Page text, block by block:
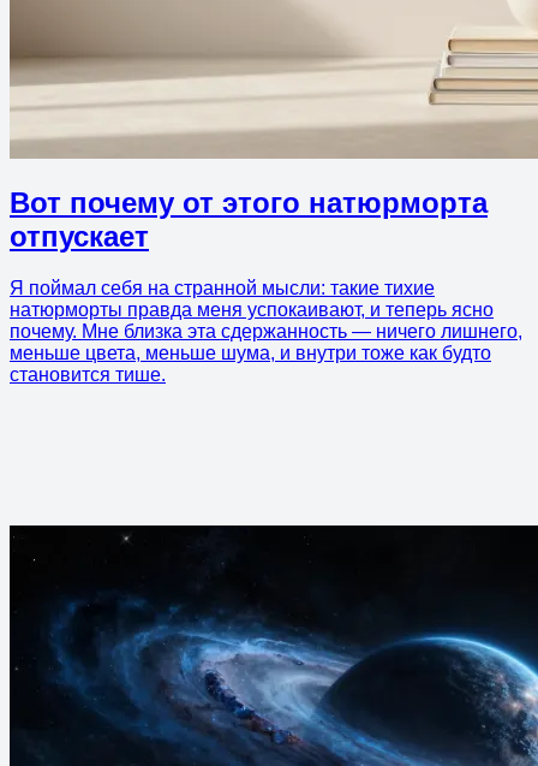
Вот почему от этого натюрморта
отпускает
Я поймал себя на странной мысли: такие тихие
натюрморты правда меня успокаивают, и теперь ясно
почему. Мне близка эта сдержанность — ничего лишнего,
меньше цвета, меньше шума, и внутри тоже как будто
становится тише.